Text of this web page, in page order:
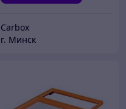
Carbox
г. Минск